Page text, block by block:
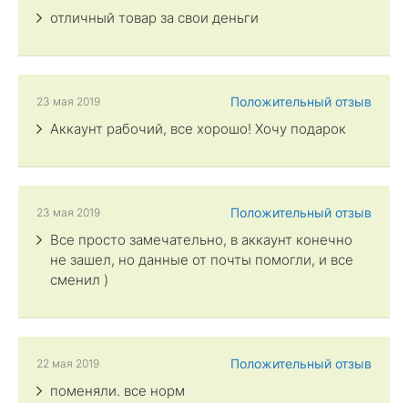
отличный товар за свои деньги
Положительный отзыв
23 мая 2019
Аккаунт рабочий, все хорошо! Хочу подарок
Положительный отзыв
23 мая 2019
Все просто замечательно, в аккаунт конечно
не зашел, но данные от почты помогли, и все
сменил )
Положительный отзыв
22 мая 2019
поменяли. все норм